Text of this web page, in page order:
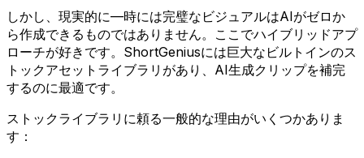
しかし、現実的に—時には完璧なビジュアルはAIがゼロか
ら作成できるものではありません。ここでハイブリッドアプ
ローチが好きです。ShortGeniusには巨大なビルトインのス
トックアセットライブラリがあり、AI生成クリップを補完
するのに最適です。
ストックライブラリに頼る一般的な理由がいくつかありま
す：